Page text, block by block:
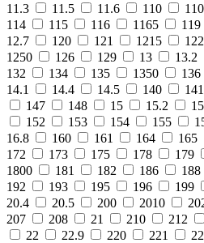
11.3
11.5 11.6 110
114
115 116 1165 119
12.7
120 121 1215 122
1250
126 129 13 13.2
132
134 135 1350 136
14.1
14.4 14.5 140
147
148 15 15.2
152
153 154 155
16.8
160 161 164 165
172
173 175 178 179
1800
181 182 186 188
192
193 195 196 199
20.4
20.5 200 2010
207
208 21 210 212
22
22.9 220 221